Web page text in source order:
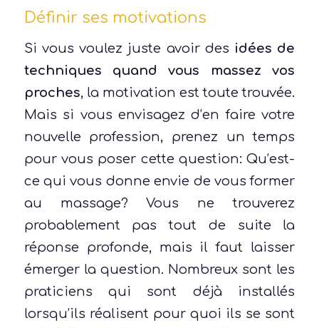
Définir ses motivations
Si vous voulez juste avoir des idées de
techniques quand vous massez vos
proches, la motivation est toute trouvée.
Mais si vous envisagez d’en faire votre
nouvelle profession, prenez un temps
pour vous poser cette question: Qu’est-
ce qui vous donne envie de vous former
au massage? Vous ne trouverez
probablement pas tout de suite la
réponse profonde, mais il faut laisser
émerger la question. Nombreux sont les
praticiens qui sont déjà installés
lorsqu’ils réalisent pour quoi ils se sont